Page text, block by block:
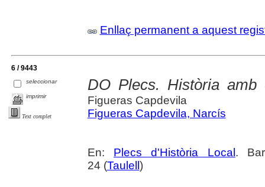
Enllaç permanent a aquest
6 / 9443
seleccionar
imprimir
Text complet
DO Plecs. Història amb
Figueras Capdevila
Figueras Capdevila, Narcís
En: Plecs d'Història Local.
24 (Taulell)